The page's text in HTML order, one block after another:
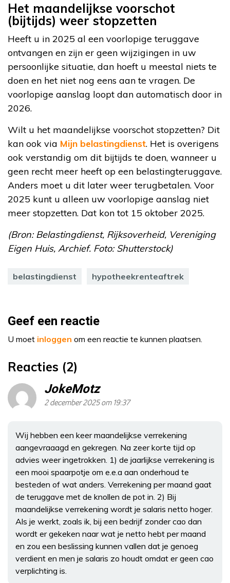
Het maandelijkse voorschot
(bijtijds) weer stopzetten
Heeft u in 2025 al een voorlopige teruggave
ontvangen en zijn er geen wijzigingen in uw
persoonlijke situatie, dan hoeft u meestal niets te
doen en het niet nog eens aan te vragen. De
voorlopige aanslag loopt dan automatisch door in
2026.
Wilt u het maandelijkse voorschot stopzetten? Dit
kan ook via Mijn belastingdienst. Het is overigens
ook verstandig om dit bijtijds te doen, wanneer u
geen recht meer heeft op een belastingteruggave.
Anders moet u dit later weer terugbetalen. Voor
2025 kunt u alleen uw voorlopige aanslag niet
meer stopzetten. Dat kon tot 15 oktober 2025.
(Bron: Belastingdienst, Rijksoverheid, Vereniging
Eigen Huis, Archief. Foto: Shutterstock)
belastingdienst hypotheekrenteaftrek
Geef een reactie
U moet inloggen om een reactie te kunnen plaatsen.
Reacties (2)
JokeMotz
2 december 2025 om 19:37
Wij hebben een keer maandelijkse verrekening
aangevraaagd en gekregen. Na zeer korte tijd op
advies weer ingetrokken. 1) de jaarlijkse verrekening is
een mooi spaarpotje om e.e.a aan onderhoud te
besteden of wat anders. Verrekening per maand gaat
de teruggave met de knollen de pot in. 2) Bij
maandelijkse verrekening wordt je salaris netto hoger.
Als je werkt, zoals ik, bij een bedrijf zonder cao dan
wordt er gekeken naar wat je netto hebt per maand
en zou een beslissing kunnen vallen dat je genoeg
verdient en men je salaris zo houdt omdat er geen cao
verplichting is.